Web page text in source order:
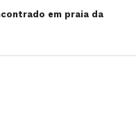
em praia da